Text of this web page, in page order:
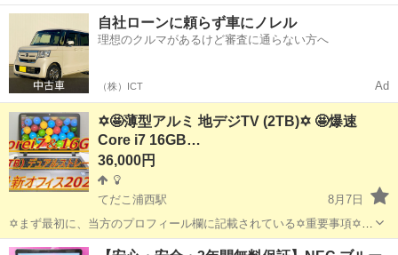
ューナー♪ ☑️テレビ番組をパソコンで観れる・撮れる！ ☑️電子番組表
対応！ 録画予約もＯＫ！ ☑️オプション 500円 *️⃣✴️取引場所は、...
沖縄 沖縄市 ノートパソコン 動画
自社ローンに頼らず車にノレル
理想のクルマがあるけど審査に通らない方へ
（株）ICT Ad
✡️🤩薄型アルミ 地デジTV (2TB)✡️ 🤩爆速
Core i7 16GB…
36,000円
てだこ浦西駅
8月7日
✡️まず最初に、当方のプロフィール欄に記載されている✡️重要事項✡️を
必ずご覧くださいますよう、お願いします。 ✡️地上デジタルTVチュー
沖縄 沖縄市 てだこ浦西駅 ノートパソコン SSD